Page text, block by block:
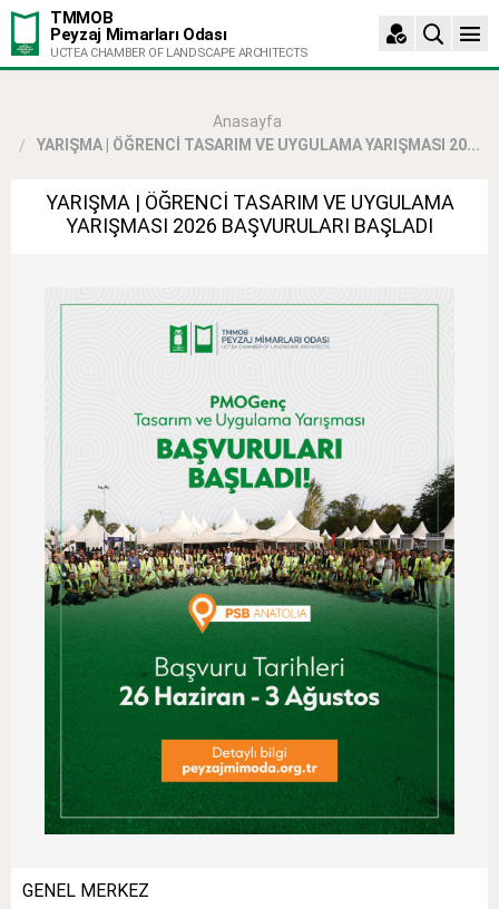
TMMOB
Peyzaj Mimarları Odası
UCTEA CHAMBER OF LANDSCAPE ARCHITECTS
Anasayfa
YARIŞMA | ÖĞRENCİ TASARIM VE UYGULAMA YARIŞMASI 20...
YARIŞMA | ÖĞRENCİ TASARIM VE UYGULAMA
YARIŞMASI 2026 BAŞVURULARI BAŞLADI
GENEL MERKEZ